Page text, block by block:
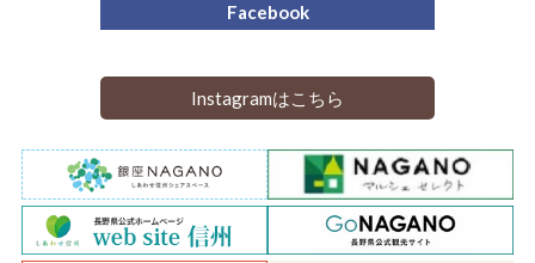
Facebook
Instagramはこちら